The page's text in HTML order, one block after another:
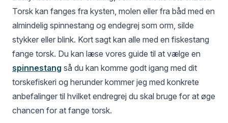
Torsk kan fanges fra kysten, molen eller fra båd med en
almindelig spinnestang og endegrej som orm, silde
stykker eller blink. Kort sagt kan alle med en fiskestang
fange torsk. Du kan læse vores guide til at vælge en
spinnestang så du kan komme godt igang med dit
torskefiskeri og herunder kommer jeg med konkrete
anbefalinger til hvilket endregrej du skal bruge for at øge
chancen for at fange torsk.